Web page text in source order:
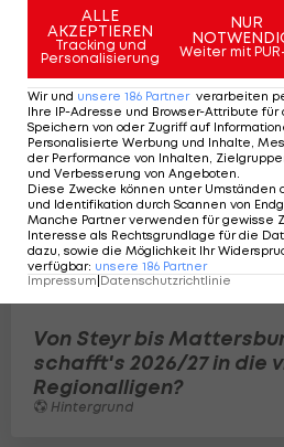
Von Steyr bis
schafft's 2026/27 in die
Regionalligen?
Hintergrund
ALLE
AKZEPTIEREN
Tracking und
Personalisierung
NUR
Weiter mit
Wir und unsere 186 Partner verarbeiten
Ihre IP-Adresse und Browser-Attribute
Speichern von oder Zugriff auf
Personalisierte Werbung und Inhalte,
der Performance von Inhalten,
und Verbesserung von Angeboten
Diese Zwecke können unter Umständen
und Identifikation durch Scannen von
Manche Partner verwenden für gewisse
Interesse als Rechtsgrundlage für die
dazu, sowie die Möglichkeit Ihr
verfügbar: unsere 186 Partner
Impressum|Datenschutzrichtlinie